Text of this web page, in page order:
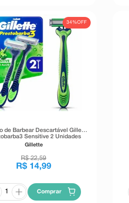
34%OFF
de Barbear Descartável Gillette
Sensitive 2 Unidades
Gillette
R$ 22,59
R$ 14,99
Comprar